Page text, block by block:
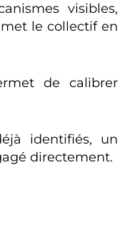
visibles,
le collectif en
de calibrer
identifiés, un
directement.